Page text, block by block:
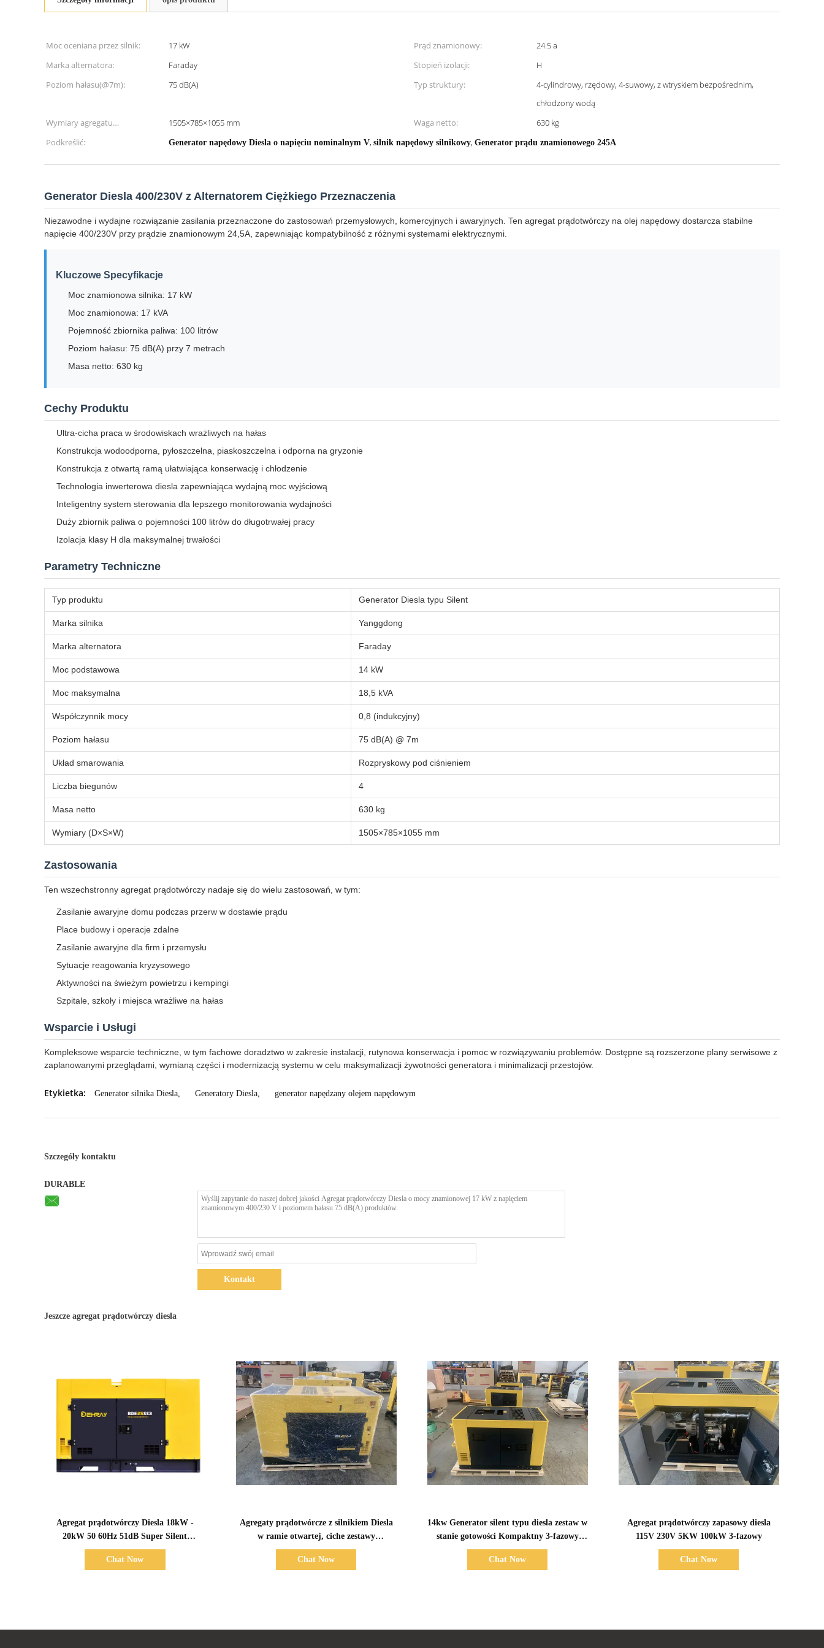
Moc oceniana przez silnik: 17 kW Prąd znamionowy:
24.5 a
Marka alternatora:
Faraday Stopień izolacji:
H
Poziom hałasu(@7m):
75 dB(A) Typ struktury:
4-cylindrowy, rzędowy, 4-suwowy, z wtryskiem bezpośrednim,
chłodzony wodą
Wymiary agregatu
prądotwórczego:
1505×785×1055 mm Waga netto:
630 kg
Podkreślić:
Generator napędowy Diesla o napięciu nominalnym V, silnik napędowy silnikowy, Generator prądu znamionowego 245A
Generator Diesla 400/230V z Alternatorem Ciężkiego Przeznaczenia
Niezawodne i wydajne rozwiązanie zasilania przeznaczone do zastosowań przemysłowych, komercyjnych i awaryjnych. Ten agregat prądotwórczy na olej napędowy dostarcza stabilne
napięcie 400/230V przy prądzie znamionowym 24,5A, zapewniając kompatybilność z różnymi systemami elektrycznymi.
Kluczowe Specyfikacje
Moc znamionowa silnika: 17 kW
Moc znamionowa: 17 kVA
Pojemność zbiornika paliwa: 100 litrów
Poziom hałasu: 75 dB(A) przy 7 metrach
Masa netto: 630 kg
Cechy Produktu
Ultra-cicha praca w środowiskach wrażliwych na hałas
Konstrukcja wodoodporna, pyłoszczelna, piaskoszczelna i odporna na gryzonie
Konstrukcja z otwartą ramą ułatwiająca konserwację i chłodzenie
Technologia inwerterowa diesla zapewniająca wydajną moc wyjściową
Inteligentny system sterowania dla lepszego monitorowania wydajności
Duży zbiornik paliwa o pojemności 100 litrów do długotrwałej pracy
Izolacja klasy H dla maksymalnej trwałości
Parametry Techniczne
Typ produktu Generator Diesla typu Silent
Marka silnika Yanggdong
Marka alternatora Faraday
Moc podstawowa 14 kW
Moc maksymalna 18,5 kVA
Współczynnik mocy 0,8 (indukcyjny)
Poziom hałasu 75 dB(A) @ 7m
Układ smarowania Rozpryskowy pod ciśnieniem
Liczba biegunów 4
Masa netto 630 kg
Wymiary (D×S×W) 1505×785×1055 mm
Zastosowania
Ten wszechstronny agregat prądotwórczy nadaje się do wielu zastosowań, w tym:
Zasilanie awaryjne domu podczas przerw w dostawie prądu
Place budowy i operacje zdalne
Zasilanie awaryjne dla firm i przemysłu
Sytuacje reagowania kryzysowego
Aktywności na świeżym powietrzu i kempingi
Szpitale, szkoły i miejsca wrażliwe na hałas
Wsparcie i Usługi
Kompleksowe wsparcie techniczne, w tym fachowe doradztwo w zakresie instalacji, rutynowa konserwacja i pomoc w rozwiązywaniu problemów. Dostępne są rozszerzone plany serwisowe z
zaplanowanymi przeglądami, wymianą części i modernizacją systemu w celu maksymalizacji żywotności generatora i minimalizacji przestojów.
Etykietka: Generator silnika Diesla, Generatory Diesla, generator napędzany olejem napędowym
Szczegóły kontaktu
DURABLE
Kontakt
Jeszcze agregat prądotwórczy diesla
Agregat prądotwórczy Diesla 18kW -
20kW 50 60Hz 51dB Super Silent
Generator RDE25SS3
Chat Now
Agregaty prądotwórcze z silnikiem Diesla
w ramie otwartej, ciche zestawy
prądotwórcze DG 68L, przemysłowe
generatory Diesla, typ cichy
Chat Now
14kw Generator silent typu diesla zestaw w
stanie gotowości Kompaktny 3-fazowy
silent generator diesla
Chat Now
Agregat prądotwórczy zapasowy diesla
115V 230V 5KW 100kW 3-fazowy
Chat Now